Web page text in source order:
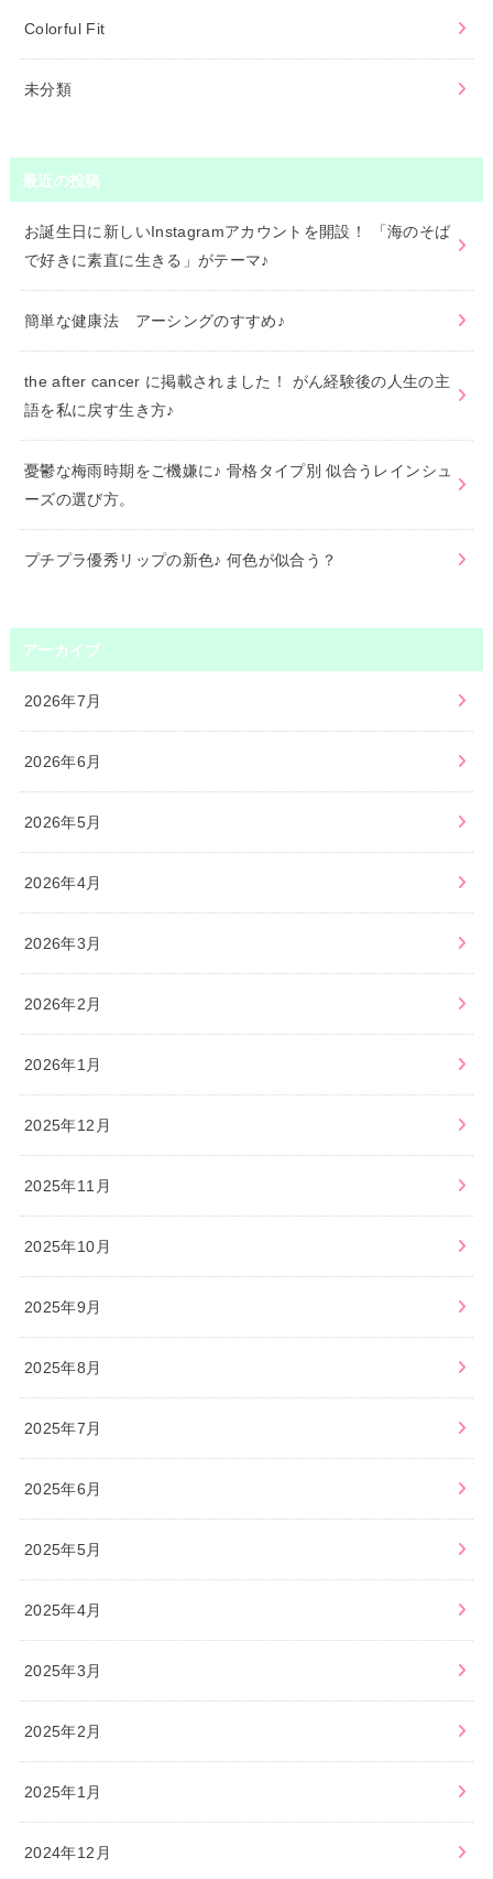
Colorful Fit
未分類
最近の投稿
お誕生日に新しいInstagramアカウントを開設！ 「海のそば
で好きに素直に生きる」がテーマ♪
簡単な健康法 アーシングのすすめ♪
the after cancer に掲載されました！ がん経験後の人生の主
語を私に戻す生き方♪
憂鬱な梅雨時期をご機嫌に♪ 骨格タイプ別 似合うレインシュ
ーズの選び方。
プチプラ優秀リップの新色♪ 何色が似合う？
アーカイブ
2026年7月
2026年6月
2026年5月
2026年4月
2026年3月
2026年2月
2026年1月
2025年12月
2025年11月
2025年10月
2025年9月
2025年8月
2025年7月
2025年6月
2025年5月
2025年4月
2025年3月
2025年2月
2025年1月
2024年12月